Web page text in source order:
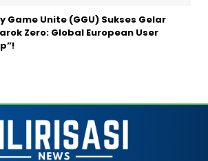
Game Unite (GGU) Sukses Gelar
Zero: Global European User